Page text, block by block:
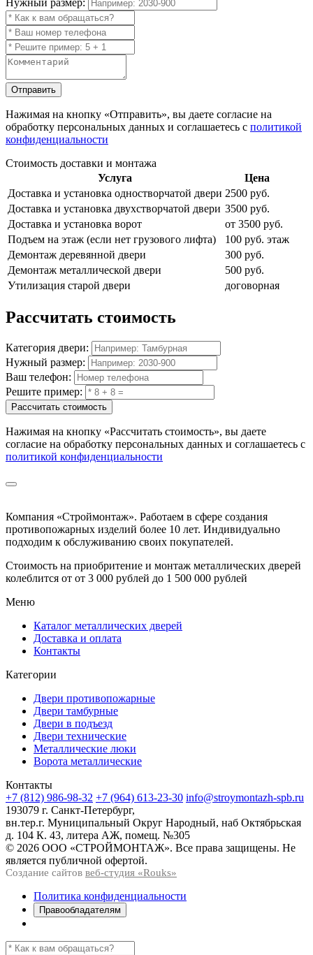
Нужный размер:
Отправить
Нажимая на кнопку «Отправить», вы даете согласие на
обработку персональных данных и соглашаетесь с политикой
конфиденциальности
Стоимость доставки и монтажа
Услуга
Цена
Доставка и установка одностворчатой двери 2500 руб.
Доставка и установка двухстворчатой двери 3500 руб.
Доставка и установка ворот
от 3500 руб.
Подъем на этаж (если нет грузового лифта)
100 руб. этаж
Демонтаж деревянной двери
300 руб.
Демонтаж металлической двери
500 руб.
Утилизация старой двери
договорная
Рассчитать стоимость
Категория двери:
Нужный размер:
Ваш телефон:
Решите пример:
Рассчитать стоимость
Нажимая на кнопку «Рассчитать стоимость», вы даете
согласие на обработку персональных данных и соглашаетесь с
политикой конфиденциальности
Компания «Строймонтаж». Работаем в сфере создания
противопожарных изделий более 10 лет. Индивидуально
подходим к обслуживанию своих покупателей.
Стоимость на приобритение и монтаж металлических дверей
колеблится от от 3 000 рублей до 1 500 000 рублей
Меню
Каталог металлических дверей
Доставка и оплата
Контакты
Категории
Двери противопожарные
Двери тамбурные
Двери в подъезд
Двери технические
Металлические люки
Ворота металлические
Контакты
+7 (812) 986-98-32 +7 (964) 613-23-30 info@stroymontazh-spb.ru
193079 г. Санкт-Петербург,
вн.тер.г. Муниципальный Округ Народный, наб Октябрьская
д. 104 К. 43, литера АЖ, помещ. №305
© 2026 ООО «СТРОЙМОНТАЖ». Все права защищены. Не
является публичной офертой.
Создание сайтов веб-студия «Rouks»
Политика конфиденциальности
Правообладателям